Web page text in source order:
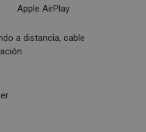
Apple AirPlay
a distancia, cable